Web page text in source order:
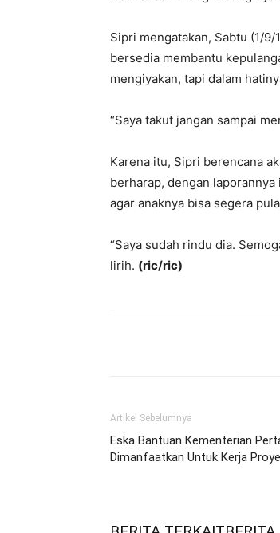
Sipri mengatakan, Sabtu (1/
bersedia membantu
mengiyakan, tapi dalam
“Saya takut jangan sampai
Karena itu, Sipri berencana
berharap, dengan
agar anaknya bisa segera
“Saya sudah rindu dia.
lirih. (ric/ric)
Artikel Sebelumnya
Eska Bantuan Kementerian
Dimanfaatkan Untuk Kerja